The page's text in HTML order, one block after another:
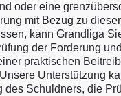
oder eine
mit Bezug zu
kann Grandliga
der Forderung
praktischen
Unterstützung
des Schuldners, die